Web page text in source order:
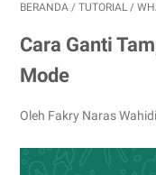
BERANDA / TUTORIAL /
Cara Ganti
Mode
Oleh Fakry Naras Wahidi